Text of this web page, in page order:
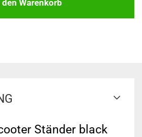
den Warenkorb
Ständer black